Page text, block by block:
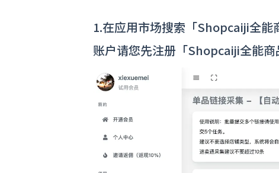
1.在应用市场搜索「Shopcaiji全能
账户请您先注册「Shopcaiji全能商